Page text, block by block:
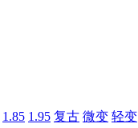
1.85 1.95 复古 微变 轻变